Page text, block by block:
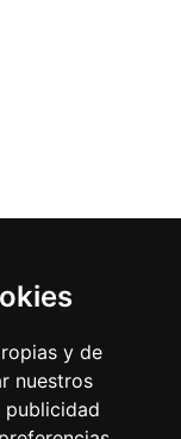
y de
nuestros
publicidad